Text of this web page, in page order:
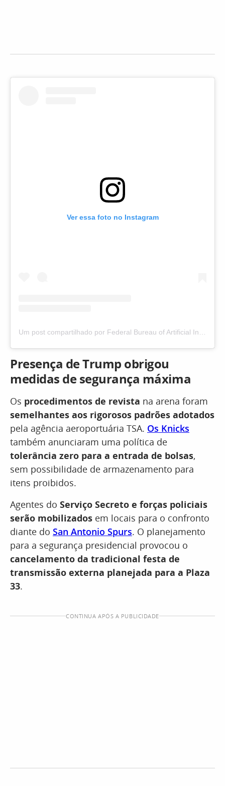
Ver essa foto no Instagram
Presença de Trump obrigou
medidas de segurança máxima
Os procedimentos de revista na arena foram
semelhantes aos rigorosos padrões adotados
pela agência aeroportuária TSA. Os Knicks
também anunciaram uma política de
tolerância zero para a entrada de bolsas,
sem possibilidade de armazenamento para
itens proibidos.
Agentes do Serviço Secreto e forças policiais
serão mobilizados em locais para o confronto
diante do San Antonio Spurs. O planejamento
para a segurança presidencial provocou o
cancelamento da tradicional festa de
transmissão externa planejada para a Plaza
33.
CONTINUA APÓS A PUBLICIDADE